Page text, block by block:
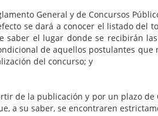
y de Concursos Públicos
se dará a conocer el listado
saber el lugar donde se recibirán
de aquellos postulantes
del concurso; y
y por un plazo de
a su saber, se encontraren